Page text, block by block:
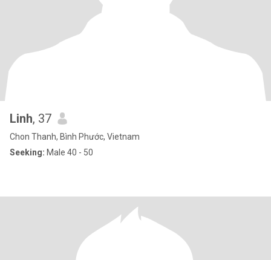
Linh, 37
Chon Thanh, Bình Phước, Vietnam
Seeking: Male 40 - 50